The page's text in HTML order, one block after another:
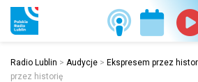
Radio Lublin > Audycje > Ekspresem przez
przez historię